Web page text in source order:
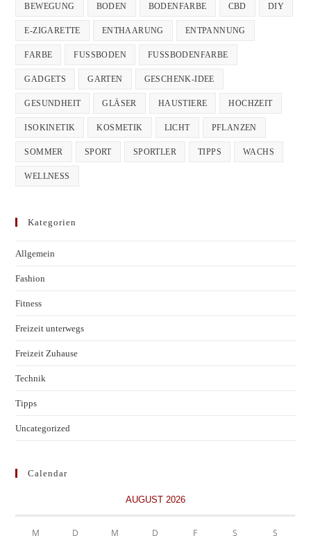
BEWEGUNG BODEN BODENFARBE CBD DIY
E-ZIGARETTE ENTHAARUNG ENTPANNUNG
FARBE FUSSBODEN FUSSBODENFARBE
GADGETS GARTEN GESCHENK-IDEE
GESUNDHEIT GLÄSER HAUSTIERE HOCHZEIT
ISOKINETIK KOSMETIK LICHT PFLANZEN
SOMMER SPORT SPORTLER TIPPS WACHS
WELLNESS
Kategorien
Allgemein
Fashion
Fitness
Freizeit unterwegs
Freizeit Zuhause
Technik
Tipps
Uncategorized
Calendar
AUGUST 2026
M D M D F S S